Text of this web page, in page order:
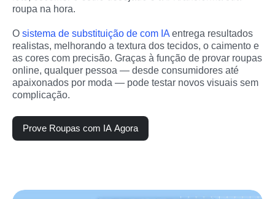
roupa na hora.
O sistema de substituição de com IA entrega resultados
realistas, melhorando a textura dos tecidos, o caimento e
as cores com precisão. Graças à função de provar roupas
online, qualquer pessoa — desde consumidores até
apaixonados por moda — pode testar novos visuais sem
complicação.
Prove Roupas com IA Agora